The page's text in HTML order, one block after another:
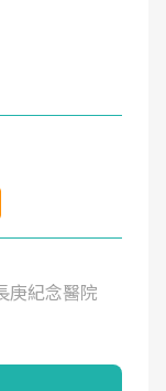
庚紀念醫院